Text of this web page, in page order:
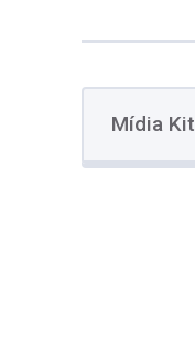
Mídia Kit